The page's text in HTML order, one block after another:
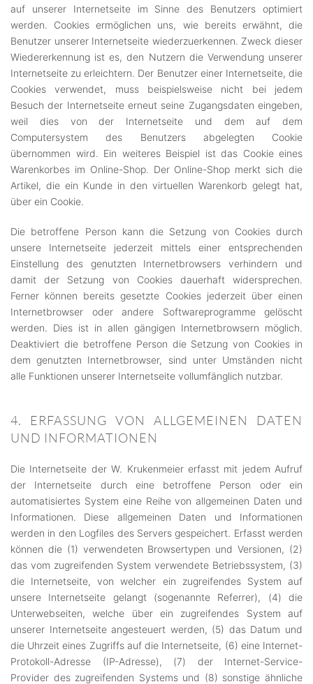
auf unserer Internetseite im Sinne des Benutzers optimiert
werden. Cookies ermöglichen uns, wie bereits erwähnt, die
Benutzer unserer Internetseite wiederzuerkennen. Zweck dieser
Wiedererkennung ist es, den Nutzern die Verwendung unserer
Internetseite zu erleichtern. Der Benutzer einer Internetseite, die
Cookies verwendet, muss beispielsweise nicht bei jedem
Besuch der Internetseite erneut seine Zugangsdaten eingeben,
weil dies von der Internetseite und dem auf dem
Computersystem des Benutzers abgelegten Cookie
übernommen wird. Ein weiteres Beispiel ist das Cookie eines
Warenkorbes im Online-Shop. Der Online-Shop merkt sich die
Artikel, die ein Kunde in den virtuellen Warenkorb gelegt hat,
über ein Cookie.
Die betroffene Person kann die Setzung von Cookies durch
unsere Internetseite jederzeit mittels einer entsprechenden
Einstellung des genutzten Internetbrowsers verhindern und
damit der Setzung von Cookies dauerhaft widersprechen.
Ferner können bereits gesetzte Cookies jederzeit über einen
Internetbrowser oder andere Softwareprogramme gelöscht
werden. Dies ist in allen gängigen Internetbrowsern möglich.
Deaktiviert die betroffene Person die Setzung von Cookies in
dem genutzten Internetbrowser, sind unter Umständen nicht
alle Funktionen unserer Internetseite vollumfänglich nutzbar.
4. ERFASSUNG VON ALLGEMEINEN DATEN
UND INFORMATIONEN
Die Internetseite der W. Krukenmeier erfasst mit jedem Aufruf
der Internetseite durch eine betroffene Person oder ein
automatisiertes System eine Reihe von allgemeinen Daten und
Informationen. Diese allgemeinen Daten und Informationen
werden in den Logfiles des Servers gespeichert. Erfasst werden
können die (1) verwendeten Browsertypen und Versionen, (2)
das vom zugreifenden System verwendete Betriebssystem, (3)
die Internetseite, von welcher ein zugreifendes System auf
unsere Internetseite gelangt (sogenannte Referrer), (4) die
Unterwebseiten, welche über ein zugreifendes System auf
unserer Internetseite angesteuert werden, (5) das Datum und
die Uhrzeit eines Zugriffs auf die Internetseite, (6) eine Internet-
Protokoll-Adresse (IP-Adresse), (7) der Internet-Service-
Provider des zugreifenden Systems und (8) sonstige ähnliche